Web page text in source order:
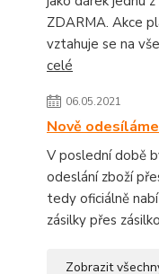
ZDARMA. Akce
vztahuje se na
celé
06.05.2021
Nově
V poslední době
odeslání zboží
tedy oficiálně
zásilky přes
Zobrazit